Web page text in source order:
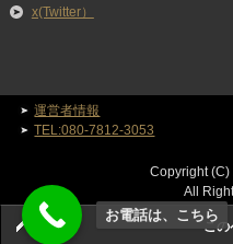
x(Twitter）
運営者情報
TEL:080-7812-3053
Copyright
All
この
お電話は、こちら